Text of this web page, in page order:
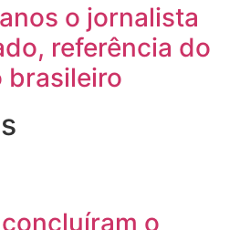
o jornalista
referência do
brasileiro
o